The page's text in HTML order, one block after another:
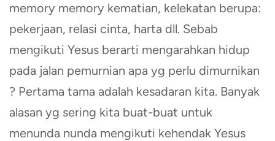
memory memory kematian, kelekatan berupa:
pekerjaan, relasi cinta, harta dll. Sebab
mengikuti Yesus berarti mengarahkan hidup
pada jalan pemurnian apa yg perlu dimurnikan
? Pertama tama adalah kesadaran kita. Banyak
alasan yg sering kita buat-buat untuk
menunda nunda mengikuti kehendak Yesus